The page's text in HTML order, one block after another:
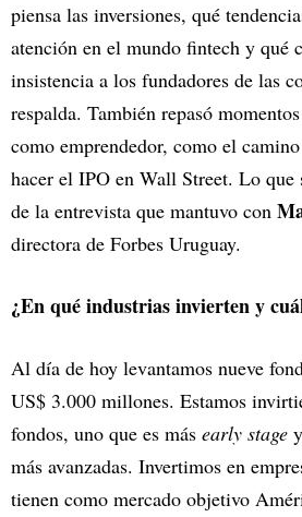
piensa las inversiones, qué
atención en el mundo fintech y qué
insistencia a los fundadores de las
respalda. También repasó
como emprendedor, como el
hacer el IPO en Wall Street. Lo que
de la entrevista que mantuvo con
directora de Forbes Uruguay.
¿En qué industrias invierten y
Al día de hoy levantamos nueve
US$ 3.000 millones. Estamos
fondos, uno que es más early stage
más avanzadas. Invertimos en
tienen como mercado objetivo